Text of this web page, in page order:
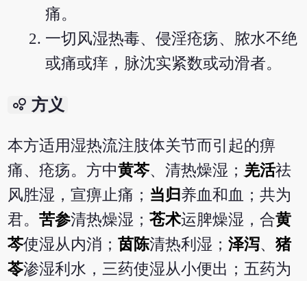
痛。
一切风湿热毒、侵淫疮疡、脓水不绝
或痛或痒，脉沈实紧数或动滑者。
bubble_chart 方义
本方适用湿热流注肢体关节而引起的痹
痛、疮疡。方中黄芩、清热燥湿； 羌活祛
风胜湿，宣痹止痛； 当归 养血和血；共为
君。苦参清热燥湿；苍术运脾燥湿，合黄
芩使湿从内消；茵陈清热利湿；泽泻、猪
苓渗湿利水，三药使湿从小便出；五药为